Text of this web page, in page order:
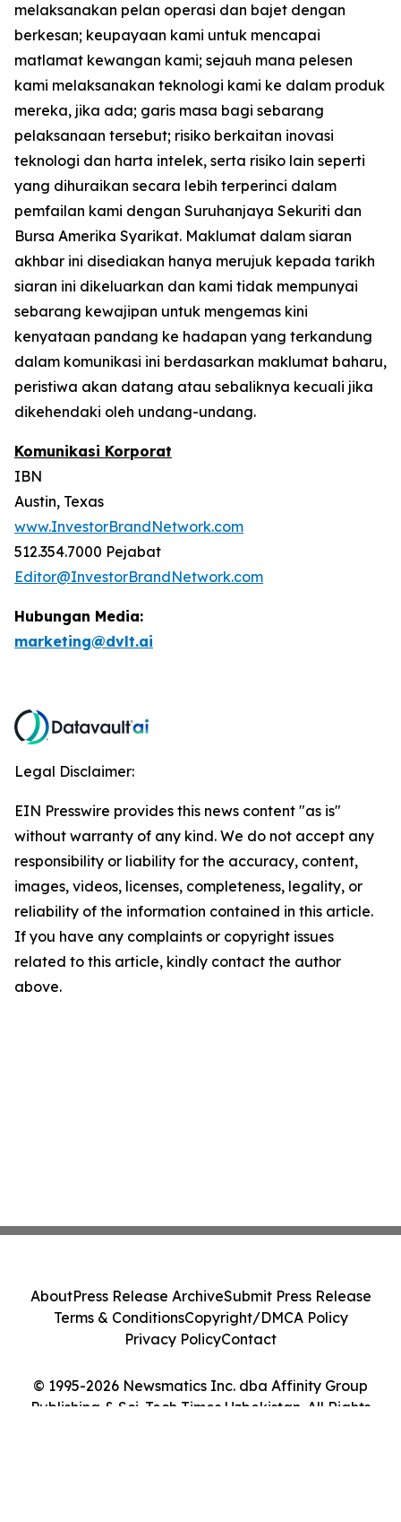
melaksanakan pelan operasi dan bajet dengan
berkesan; keupayaan kami untuk mencapai
matlamat kewangan kami; sejauh mana pelesen
kami melaksanakan teknologi kami ke dalam produk
mereka, jika ada; garis masa bagi sebarang
pelaksanaan tersebut; risiko berkaitan inovasi
teknologi dan harta intelek, serta risiko lain seperti
yang dihuraikan secara lebih terperinci dalam
pemfailan kami dengan Suruhanjaya Sekuriti dan
Bursa Amerika Syarikat. Maklumat dalam siaran
akhbar ini disediakan hanya merujuk kepada tarikh
siaran ini dikeluarkan dan kami tidak mempunyai
sebarang kewajipan untuk mengemas kini
kenyataan pandang ke hadapan yang terkandung
dalam komunikasi ini berdasarkan maklumat baharu,
peristiwa akan datang atau sebaliknya kecuali jika
dikehendaki oleh undang-undang.
Komunikasi Korporat
IBN
Austin, Texas
www.InvestorBrandNetwork.com
512.354.7000 Pejabat
Editor@InvestorBrandNetwork.com
Hubungan Media:
marketing@dvlt.ai
Legal Disclaimer:
EIN Presswire provides this news content "as is"
without warranty of any kind. We do not accept any
responsibility or liability for the accuracy, content,
images, videos, licenses, completeness, legality, or
reliability of the information contained in this article.
If you have any complaints or copyright issues
related to this article, kindly contact the author
above.
© 1995-2026 Newsmatics Inc. dba Affinity Group
Publishing & Sci-Tech Times Uzbekistan. All Rights
AboutPress Release ArchiveSubmit Press Release
Terms & ConditionsCopyright/DMCA Policy
Privacy PolicyContact